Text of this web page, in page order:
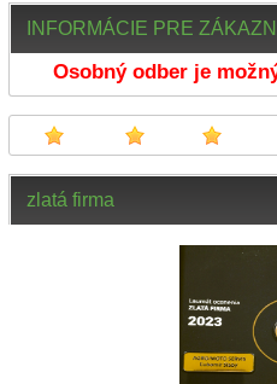
INFORMÁCIE PRE
Osobný odber je
zlatá firma